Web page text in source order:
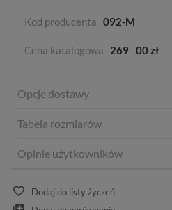
Kod producenta 092-M
Cena katalogowa 269 00 zł
Opcje dostawy
Tabela rozmiarów
Opinie użytkowników
Dodaj do listy życzeń